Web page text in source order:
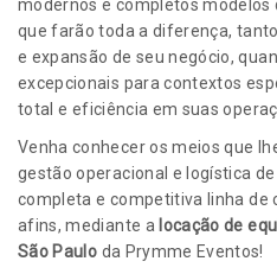
modernos e completos
que farão toda a diferença,
e expansão de seu negócio,
excepcionais para contextos
total e eficiência em suas
Venha conhecer os meios que
gestão operacional e logística
completa e competitiva linha de
afins, mediante a locação de
São Paulo da Prymme Eventos!